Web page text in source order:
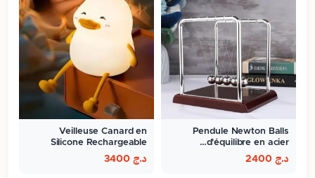
Pendule Newton Balls
d'équilibre en acier…
د.ج
Veilleuse Canard en
Silicone Rechargeable
د.ج